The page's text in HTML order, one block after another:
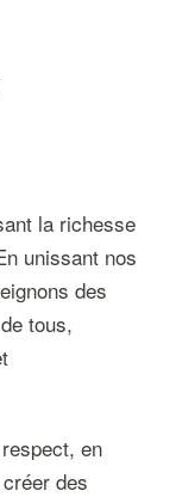
la richesse
unissant nos
des
tous,
en
des